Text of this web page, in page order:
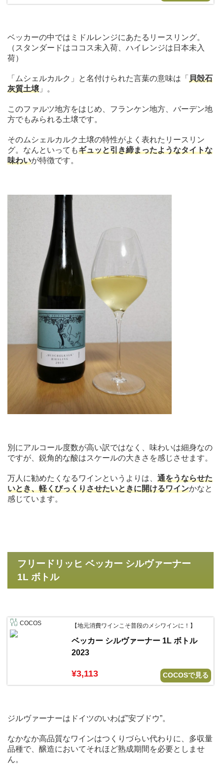
ベッカーの中ではミドルレンジにあたるリースリング。
（スタンダードはココス未入荷、ハイレンジは日本未入
荷）
「ムシェルカルク」と名付けられた言葉の意味は「 貝殻石
灰質土壌 」。
このファルツ地方をはじめ、フランケン地方、バーデン地
方でもみられる土壌です。
そのムシェルカルク土壌の特性がよく表れたリースリン
グ。なんといってもギュッと引き締まったようなタイトな
味わいが特徴です。
別にアルコール度数が高い訳ではなく、味わいは細身なの
ですが、鋭角的な酸はスケールの大きさを感じさせます。
万人に勧めたくなるワインというよりは、 通をうならせた
いとき、軽くびっくりさせたいときに開けるワインかなと
感じています。
フリードリッヒ ベッカー シルヴァーナー
1L ボトル
COCOS 【地元消費ワインこそ普段のメシワインに！】
ベッカー シルヴァーナー 1L ボトル
2023
¥3,113 COCOSで見る
ジルヴァーナーはドイツのいわば”安ブドウ”。
なかなか高品質なワインはつくりづらい代わりに、多収量
品種で、醸造においてそれほど熟成期間を必要としませ
ん。